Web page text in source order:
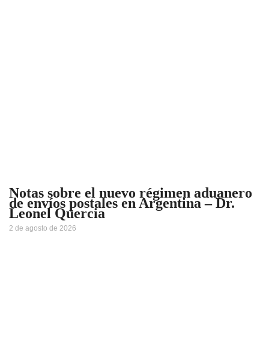
Notas sobre el nuevo régimen aduanero
de envíos postales en Argentina – Dr.
Leonel Quercia
2 de agosto de 2026